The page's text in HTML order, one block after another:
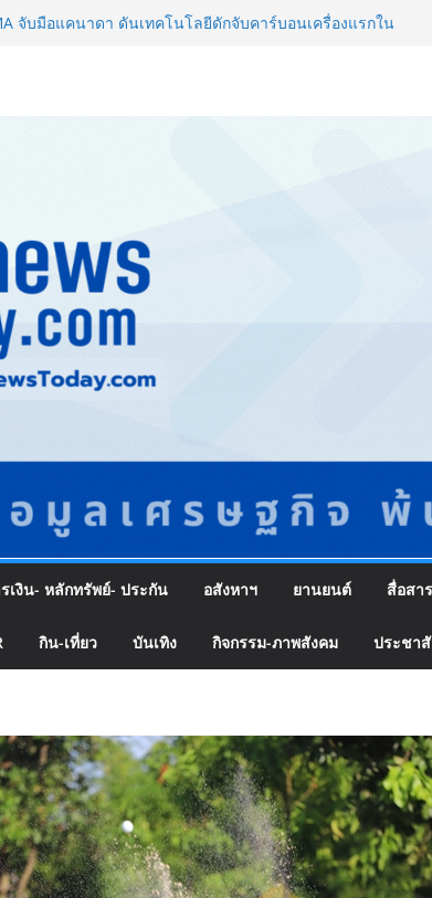
Yinghao School เผยวิสัยทัศน์การศึกษาที่พร้อมรับ
Up the Care by Allianz Ayudhya นิทรรศการยกระดับ…
มเป็นห่วง” ในงาน Hug HeartYai
เงิน- หลักทรัพย์- ประกัน อสังหาฯ ยานยนต์ สื่อสา
กิน-เที่ยว บันเทิง กิจกรรม-ภาพสังคม ประชา